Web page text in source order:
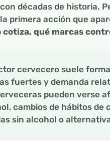
décadas de historia.
primera acción que
cotiza, qué marcas
cervecero suele
fuertes y demanda
pueden verse
cambios de hábitos de
sin alcohol o